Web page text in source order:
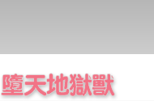
墮天地獄獸